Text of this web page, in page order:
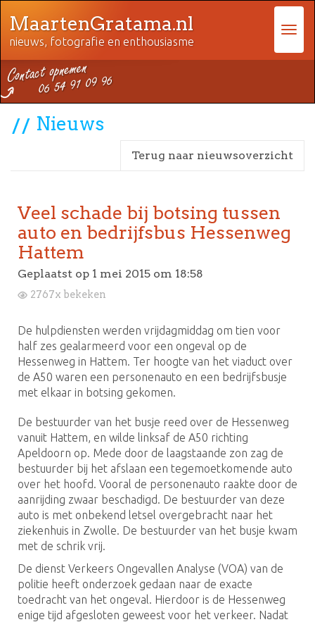
MaartenGratama.nl
nieuws, fotografie en enthousiasme
Nieuws
Terug naar nieuwsoverzicht
Veel schade bij botsing tussen
auto en bedrijfsbus Hessenweg
Hattem
Geplaatst op 1 mei 2015 om 18:58
2767x bekeken
De hulpdiensten werden vrijdagmiddag om tien voor
half zes gealarmeerd voor een ongeval op de
Hessenweg in Hattem. Ter hoogte van het viaduct over
de A50 waren een personenauto en een bedrijfsbusje
met elkaar in botsing gekomen.
De bestuurder van het busje reed over de Hessenweg
vanuit Hattem, en wilde linksaf de A50 richting
Apeldoorn op. Mede door de laagstaande zon zag de
bestuurder bij het afslaan een tegemoetkomende auto
over het hoofd. Vooral de personenauto raakte door de
aanrijding zwaar beschadigd. De bestuurder van deze
auto is met onbekend letsel overgebracht naar het
ziekenhuis in Zwolle. De bestuurder van het busje kwam
met de schrik vrij.
De dienst Verkeers Ongevallen Analyse (VOA) van de
politie heeft onderzoek gedaan naar de exacte
toedracht van het ongeval. Hierdoor is de Hessenweg
enige tijd afgesloten geweest voor het verkeer. Nadat